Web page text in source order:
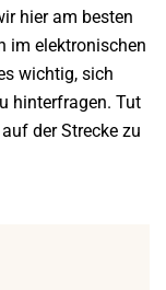
hier am besten
im elektronischen
wichtig, sich
hinterfragen. Tut
der Strecke zu